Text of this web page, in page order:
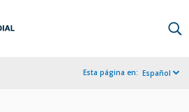
Esta página en: Español